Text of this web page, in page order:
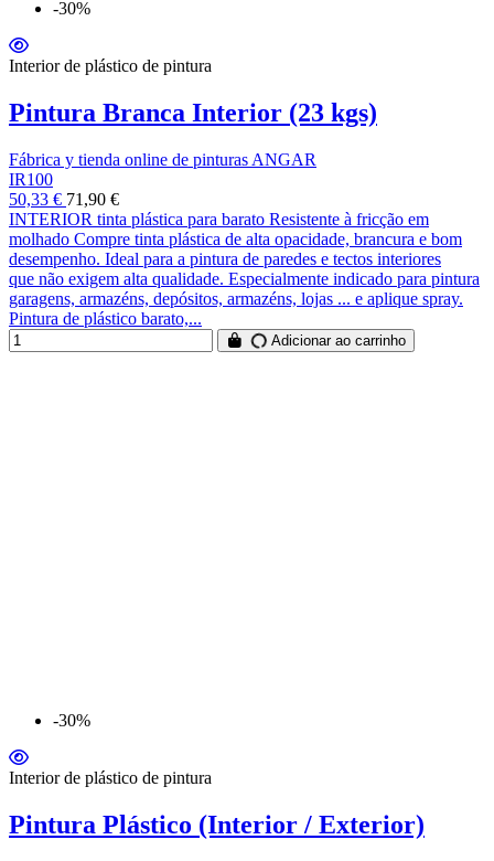
-30%
Interior de plástico de pintura
Pintura Branca Interior (23 kgs)
Fábrica y tienda online de pinturas ANGAR
IR100
50,33 € 71,90 €
INTERIOR tinta plástica para barato Resistente à fricção em
molhado Compre tinta plástica de alta opacidade, brancura e bom
desempenho. Ideal para a pintura de paredes e tectos interiores
que não exigem alta qualidade. Especialmente indicado para pintura
garagens, armazéns, depósitos, armazéns, lojas ... e aplique spray.
Pintura de plástico barato,...
Adicionar ao carrinho
-30%
Interior de plástico de pintura
Pintura Plástico (Interior / Exterior)